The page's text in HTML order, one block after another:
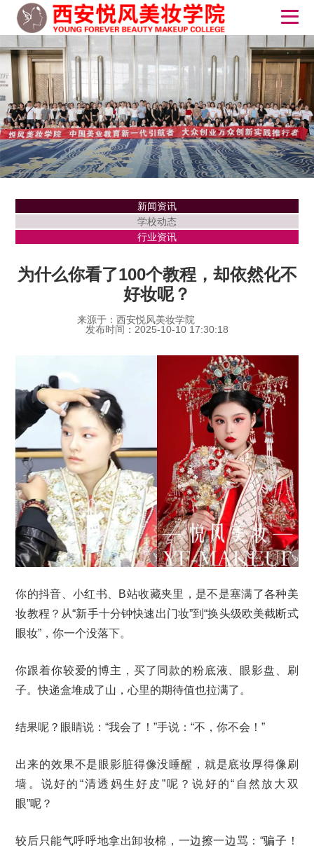
新闻资讯
学校动态
行业资讯
为什么你看了100个教程，却依然化不
好妆呢？
来源于：西安悦风美妆学院
发布时间：2025-10-10 17:30:18
你的抖音、小红书、B站收藏夹里，是不是塞满了各种美
妆教程？从“新手十分钟快速出门妆”到“换头级欧美截断式
眼妆”，你一个没落下。
你跟着你较爱的博主，买了同款的粉底液、眼影盘、刷
子。快递盒堆成了山，心里的期待值也拉满了。
结果呢？眼睛说：“我会了！”手说：“不，你不会！”
出来的效果不是眼影脏得像没睡醒，就是底妆厚得像刷
墙。说好的“清透妈生好皮”呢？说好的“自然放大双
眼”呢？
较后只能气呼呼地拿出卸妆棉，一边擦一边骂：“骗子！